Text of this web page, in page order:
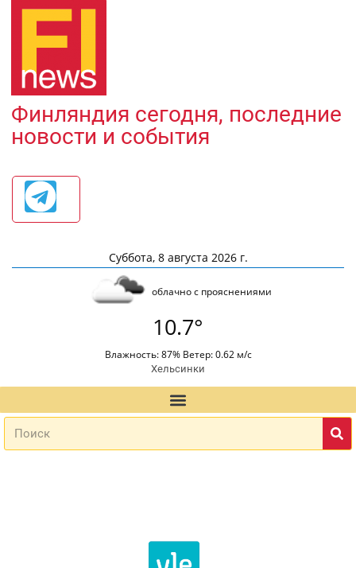
Финляндия сегодня, последние
новости и события
Суббота, 8 августа 2026 г.
облачно с прояснениями
10.7°
Влажность: 87% Ветер: 0.62 м/с
Хельсинки